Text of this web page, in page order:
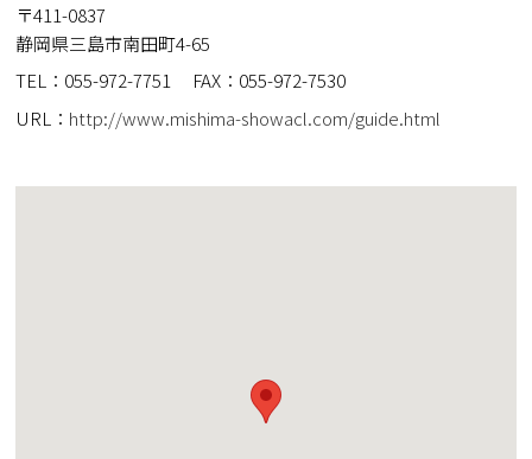
〒411-0837
静岡県三島市南田町4-65
TEL：055-972-7751
FAX：055-972-7530
URL： http://www.mishima-showacl.com/guide.html